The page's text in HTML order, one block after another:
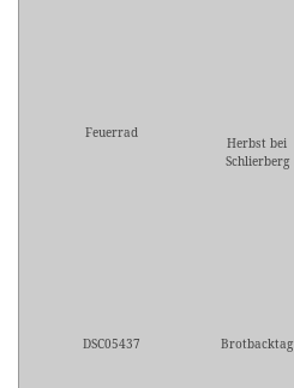
Feuerrad
Herbst bei
Schlierberg
DSC05437 Brotbacktag